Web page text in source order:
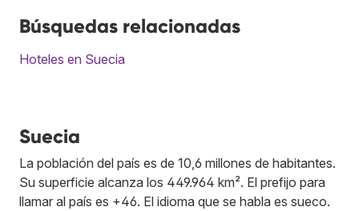
Búsquedas relacionadas
Hoteles en Suecia
Suecia
La población del país es de 10,6 millones de habitantes.
Su superficie alcanza los 449.964 km². El prefijo para
llamar al país es +46. El idioma que se habla es sueco.